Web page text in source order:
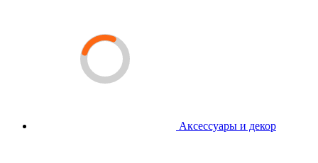
Аксессуары и декор